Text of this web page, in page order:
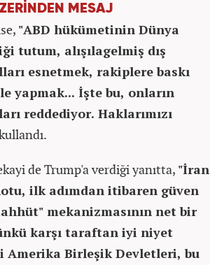
MESAJ
"ABD hükümetinin Dünya
tutum, alışılagelmiş dış
esnetmek, rakiplere baskı
yapmak... İşte bu, onların
reddediyor. Haklarımızı
de Trump'a verdiği yanıtta, "İran
ilk adımdan itibaren güven
mekanizmasının net bir
karşı taraftan iyi niyet
Birleşik Devletleri, bu